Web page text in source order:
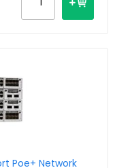
Poe+ Network